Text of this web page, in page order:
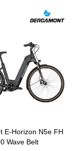
E-Horizon N5e FH
Wave Belt